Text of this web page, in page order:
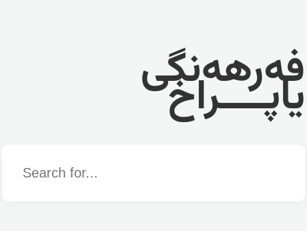
فەرهەنگی
یاپــــراخ
Word